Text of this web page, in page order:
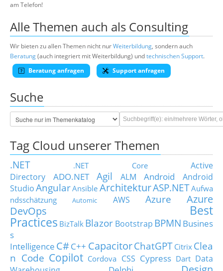
am Telefon!
Alle Themen auch als Consulting
Wir bieten zu allen Themen nicht nurWeiterbildung, sondern auch
Beratung(auch integriert mit Weiterbildung) undtechnischen Support.
Beratung anfragen
Support anfragen
Suche
Tag Cloud unserer Themen
.NET .NET Core
Active
Directory
ADO.NET Agil ALM Android
Android
StudioAngularAnsible ArchitekturASP.NETAufwa
ndsschätzung
Automic AWS Azure
Azure
DevOps
Best
Practices BizTalk Blazor Bootstrap BPMN Busines
s
Intelligence C#C++ CapacitorChatGPT Citrix Clea
n Code Copilot Cordova CSS Cypress Dart Data